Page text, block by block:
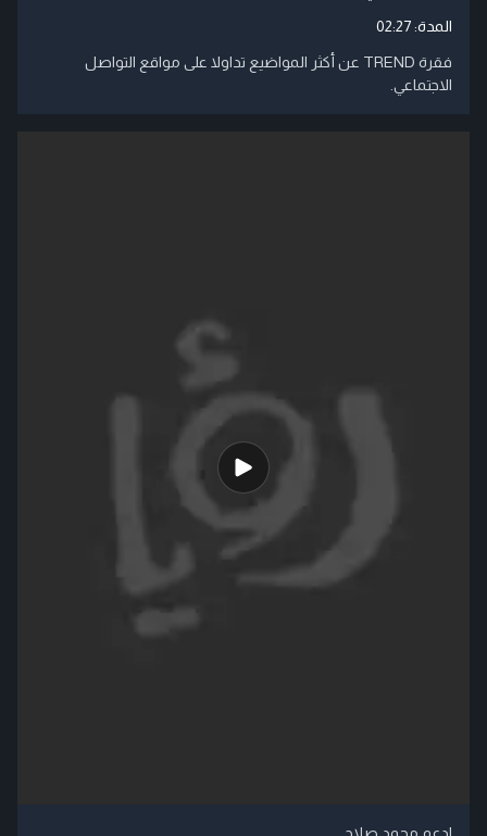
المدة:02:27
فقرة TREND عن أكثر المواضيع تداولا على مواقع التواصل
الاجتماعي.
ادعم محمد صلاح